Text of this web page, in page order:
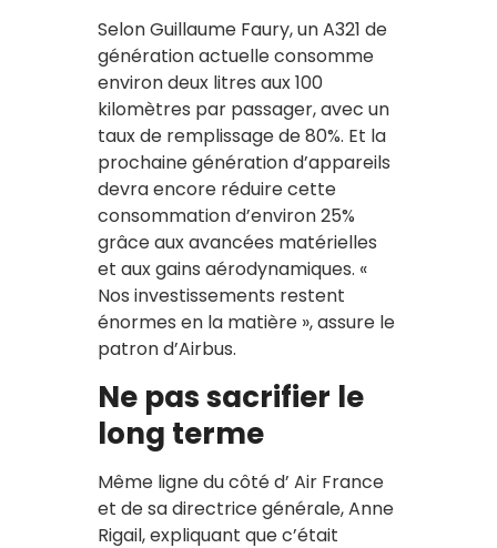
Selon Guillaume Faury, un A321 de
génération actuelle consomme
environ deux litres aux 100
kilomètres par passager, avec un
taux de remplissage de 80%. Et la
prochaine génération d’appareils
devra encore réduire cette
consommation d’environ 25%
grâce aux avancées matérielles
et aux gains aérodynamiques. «
Nos investissements restent
énormes en la matière », assure le
patron d’Airbus.
Ne pas sacrifier le
long terme
Même ligne du côté d’ Air France
et de sa directrice générale, Anne
Rigail, expliquant que c’était